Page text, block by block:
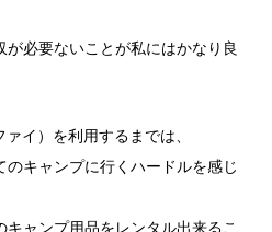
必要ないことが私にはかなり良
イ）を利用するまでは、
キャンプに行くハードルを感じ
ャンプ用品をレンタル出来るこ